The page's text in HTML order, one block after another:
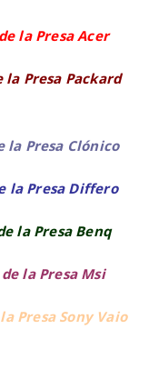
la Presa Acer
Presa Packard
la Presa Clónico
la Presa Differo
la Presa Benq
la Presa Msi
Presa Sony Vaio